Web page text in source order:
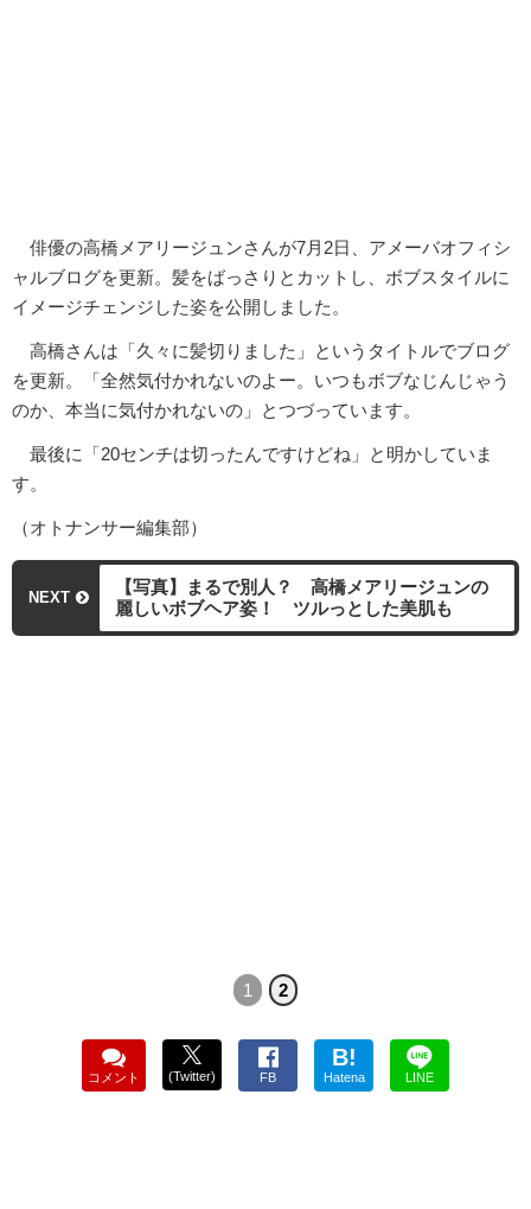
俳優の高橋メアリージュンさんが7月2日、アメーバオフィシ
ャルブログを更新。髪をばっさりとカットし、ボブスタイルに
イメージチェンジした姿を公開しました。
高橋さんは「久々に髪切りました」というタイトルでブログ
を更新。「全然気付かれないのよー。いつもボブなじんじゃう
のか、本当に気付かれないの」とつづっています。
最後に「20センチは切ったんですけどね」と明かしていま
す。
（オトナンサー編集部）
NEXT
【写真】まるで別人？ 高橋メアリージュンの
麗しいボブヘア姿！ ツルっとした美肌も
1 2
コメント (Twitter) FB
B!
Hatena LINE